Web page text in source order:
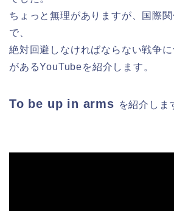
ちょっと無理がありますが、国際
で、
絶対回避しなければならない戦争
があるYouTubeを紹介します。
To be up in arms を紹介しま